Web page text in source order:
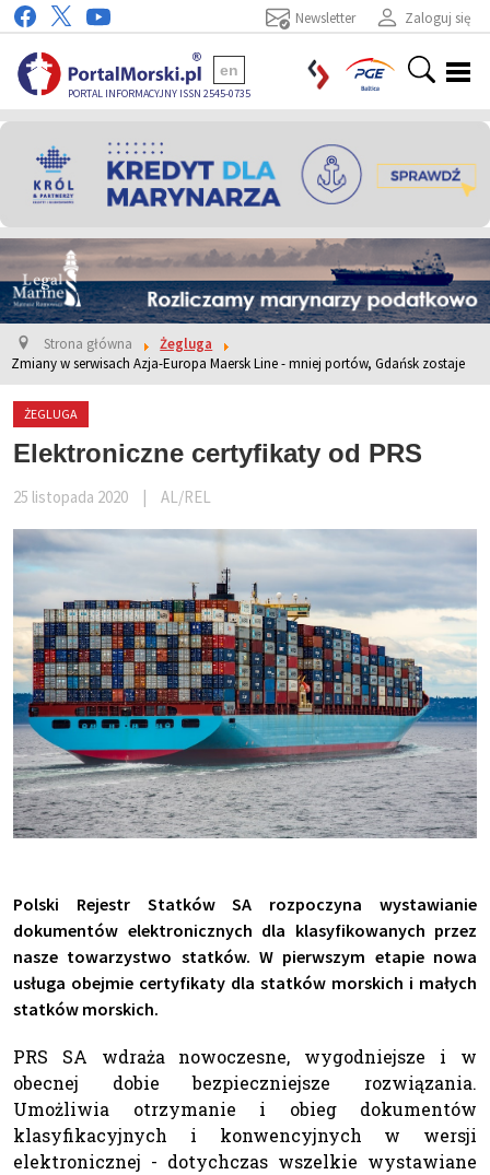
Zaloguj się
Newsletter
PORTAL INFORMACYJNY ISSN 2545-0735
en
Strona główna
Żegluga
Zmiany w serwisach Azja-Europa Maersk Line - mniej portów, Gdańsk zostaje
ŻEGLUGA
Elektroniczne certyfikaty od PRS
25 listopada 2020 AL/REL
Polski Rejestr Statków SA rozpoczyna wystawianie
dokumentów elektronicznych dla klasyfikowanych przez
nasze towarzystwo statków. W pierwszym etapie nowa
usługa obejmie certyfikaty dla statków morskich i małych
statków morskich.
PRS SA wdraża nowoczesne, wygodniejsze i w
obecnej dobie bezpieczniejsze rozwiązania.
Umożliwia otrzymanie i obieg dokumentów
klasyfikacyjnych i konwencyjnych w wersji
elektronicznej - dotychczas wszelkie wystawiane